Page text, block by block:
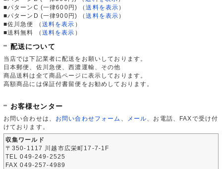
■パターンC (一律600円)
（送料を表示 ）
■パターンD (一律900円)
（送料を表示 ）
■佐川急便
（ 送料を表示 ）
■送料無料
（ 送料を表示 ）
配送について
当店では下記業者に配送をお願いしております。
日本郵便、佐川急便、西濃運輸、その他
商品送料は全て商品ページに表示しております。
高額商品には保証付書留便をお勧めしております。
お客様センター
お問い合わせは、 お問い合わせフォーム メール 、お電話、FAXで受け付
けております。
収集ワールド
〒350-1117 川越市広栄町17-7-1F
TEL 049-249-2525
FAX 049-257-4989